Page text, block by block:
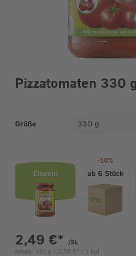
Pizzatomaten 330
Größe
Einzeln
-10%
ab 6 Stück
2,49 €* /St.
Inhalt: 330 g ( 12,58 € * / 1 kg)